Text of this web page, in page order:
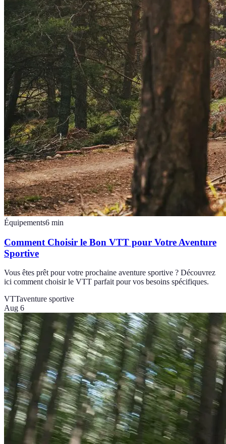
Équipements6 min
Comment Choisir le Bon VTT pour Votre Aventure
Sportive
Vous êtes prêt pour votre prochaine aventure sportive ? Découvrez
ici comment choisir le VTT parfait pour vos besoins spécifiques.
VTTaventure sportive
Aug 6